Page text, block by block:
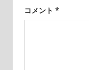
コメント *